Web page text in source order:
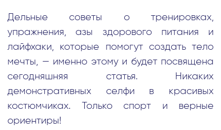
Дельные советы о тренировках,
упражнения, азы здорового питания и
лайфхаки, которые помогут создать тело
мечты, — именно этому и будет посвящена
сегодняшняя статья. Никаких
демонстративных селфи в красивых
костюмчиках. Только спорт и верные
ориентиры!